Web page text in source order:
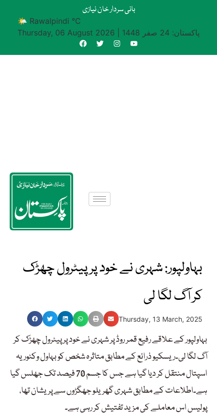
بانی سردار خان نیازی
🌤 Rawalpindi °C
Thursday, 06 August 2026
پاکستان: 24 صفر 1448
بہاولپور: شہری نے خود پر پیٹرول چھڑک
کر آگ لگا لی
Thursday, 13 March, 2025
بہاولپور کے علاقے رفیع قمر روڈ پر شہری نے خود پر پیٹرول چھڑک کر
آگ لگا لی۔ریسکیو ذرائع کے مطابق متاثرہ شخص کو بہاول وکٹوریہ
اسپتال منتقل کر دیا گیا ہے جس کا جسم 70 فیصد تک جھلس گیا
ہے۔اطلاعات کے مطابق شہری گھریلو جھگڑوں سے پریشان تھا،
پولیس اس معاملے کی مزید تفتیش کر رہی ہے۔